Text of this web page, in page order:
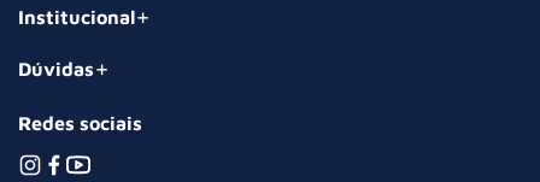
Institucional
Dúvidas
Redes sociais